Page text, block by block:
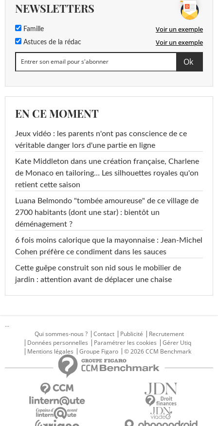
NEWSLETTERS
Famille Voir un exemple
Astuces de la rédac Voir un exemple
EN CE MOMENT
Jeux vidéo : les parents n'ont pas conscience de ce
véritable danger lors d'une partie en ligne
Kate Middleton dans une création française, Charlene
de Monaco en tailoring… Les silhouettes royales qu'on
retient cette saison
Luana Belmondo "tombée amoureuse" de ce village de
2700 habitants (dont une star) : bientôt un
déménagement ?
6 fois moins calorique que la mayonnaise : Jean-Michel
Cohen préfère ce condiment dans les sauces
Cette guêpe construit son nid sous le mobilier de
jardin : attention avant de déplacer une chaise
...
Qui sommes-nous ?
Contact Publicité
Recrutement
Données personnelles
Paramétrer les cookies
Gérer Utiq
Mentions légales
Groupe Figaro © 2026 CCM Benchmark